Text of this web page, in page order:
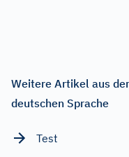
Weitere Artikel aus
deutschen Sprache
Test